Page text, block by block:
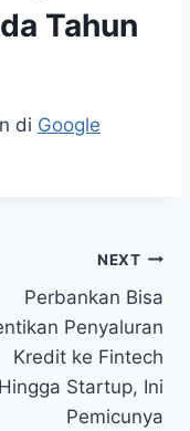
Tahun
di Google
NEXT
Perbankan Bisa
Penyaluran
Kredit ke Fintech
Hingga Startup, Ini
Pemicunya